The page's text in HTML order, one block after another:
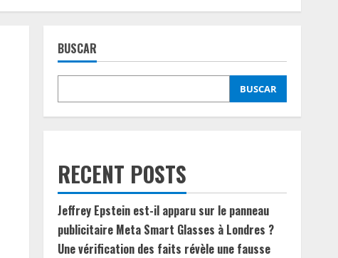
BUSCAR
BUSCAR
RECENT POSTS
Jeffrey Epstein est-il apparu sur le panneau
publicitaire Meta Smart Glasses à Londres ?
Une vérification des faits révèle une fausse